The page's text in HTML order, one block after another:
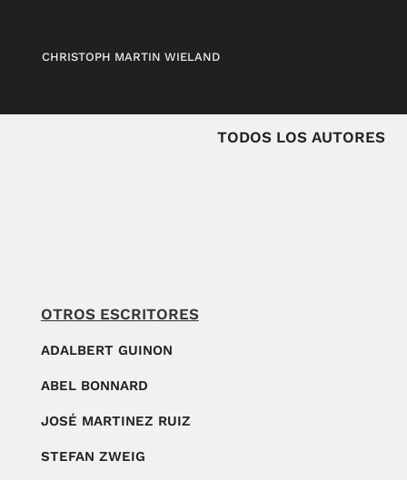
CHRISTOPH MARTIN WIELAND
TODOS LOS AUTORES
OTROS ESCRITORES
ADALBERT GUINON
ABEL BONNARD
JOSÉ MARTINEZ RUIZ
STEFAN ZWEIG